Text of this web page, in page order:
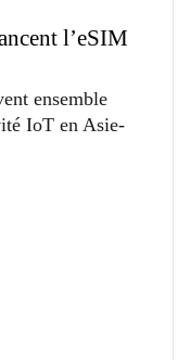
l’eSIM
ensemble
IoT en Asie-